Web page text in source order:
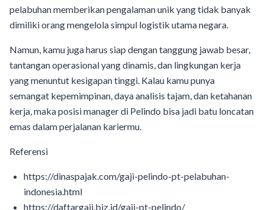
pelabuhan memberikan pengalaman unik yang tidak banyak
dimiliki orang mengelola simpul logistik utama negara.
Namun, kamu juga harus siap dengan tanggung jawab besar,
tantangan operasional yang dinamis, dan lingkungan kerja
yang menuntut kesigapan tinggi. Kalau kamu punya
semangat kepemimpinan, daya analisis tajam, dan ketahanan
kerja, maka posisi manager di Pelindo bisa jadi batu loncatan
emas dalam perjalanan kariermu.
Referensi
https://dinaspajak.com/gaji-pelindo-pt-pelabuhan-
indonesia.html
https://daftargaji.biz.id/gaji-pt-pelindo/